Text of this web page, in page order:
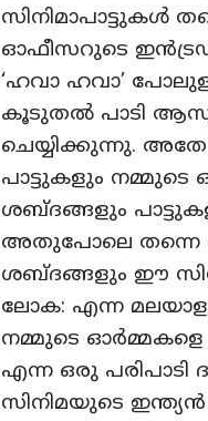
സിനിമാപാട്ടുകൾ
ഓഫീസറുടെ
‘ഹവാ ഹവാ’
കൂടുതൽ പാടി
ചെയ്യിക്കുന്നു.
പാട്ടുകളും നമ്മുടെ
ശബ്ദങ്ങളും
അതുപോലെ തന്നെ
ശബ്ദങ്ങളും ഈ
ലോക: എന്ന മലയാള
നമ്മുടെ ഓർമ്മകളെ
എന്ന ഒരു
സിനിമയുടെ ഇന്ത്യൻ